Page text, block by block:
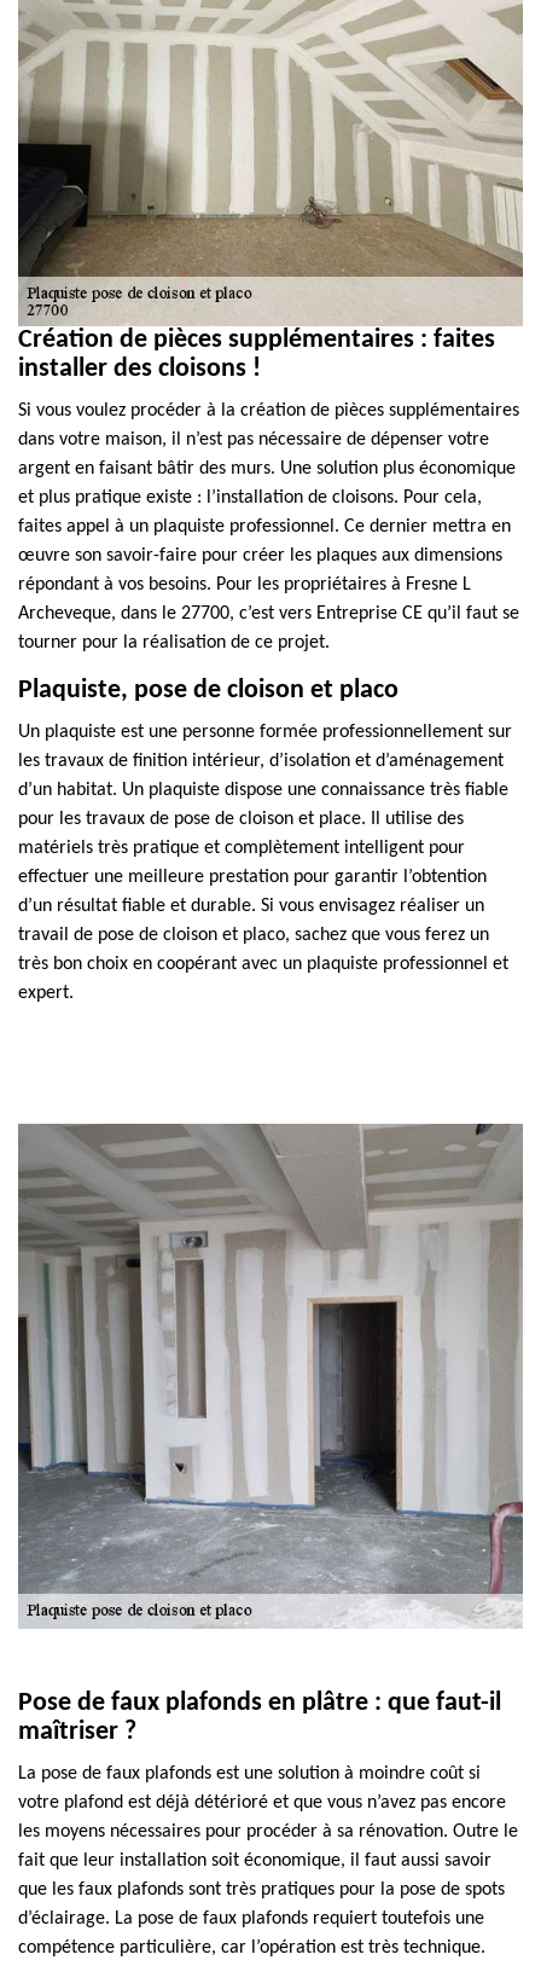
Création de pièces supplémentaires : faites
installer des cloisons !
Si vous voulez procéder à la création de pièces supplémentaires
dans votre maison, il n’est pas nécessaire de dépenser votre
argent en faisant bâtir des murs. Une solution plus économique
et plus pratique existe : l’installation de cloisons. Pour cela,
faites appel à un plaquiste professionnel. Ce dernier mettra en
œuvre son savoir-faire pour créer les plaques aux dimensions
répondant à vos besoins. Pour les propriétaires à Fresne L
Archeveque, dans le 27700, c’est vers Entreprise CE qu’il faut se
tourner pour la réalisation de ce projet.
Plaquiste, pose de cloison et placo
Un plaquiste est une personne formée professionnellement sur
les travaux de finition intérieur, d’isolation et d’aménagement
d’un habitat. Un plaquiste dispose une connaissance très fiable
pour les travaux de pose de cloison et place. Il utilise des
matériels très pratique et complètement intelligent pour
effectuer une meilleure prestation pour garantir l’obtention
d’un résultat fiable et durable. Si vous envisagez réaliser un
travail de pose de cloison et placo, sachez que vous ferez un
très bon choix en coopérant avec un plaquiste professionnel et
expert.
Pose de faux plafonds en plâtre : que faut-il
maîtriser ?
La pose de faux plafonds est une solution à moindre coût si
votre plafond est déjà détérioré et que vous n’avez pas encore
les moyens nécessaires pour procéder à sa rénovation. Outre le
fait que leur installation soit économique, il faut aussi savoir
que les faux plafonds sont très pratiques pour la pose de spots
d’éclairage. La pose de faux plafonds requiert toutefois une
compétence particulière, car l’opération est très technique.